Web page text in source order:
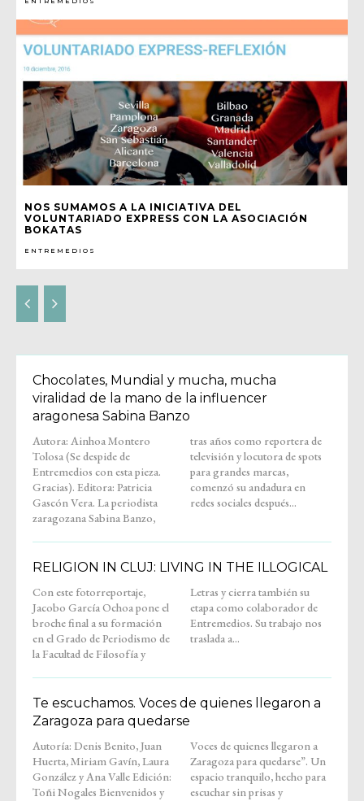
NOS SUMAMOS A LA INICIATIVA DEL
VOLUNTARIADO EXPRESS CON LA ASOCIACIÓN
BOKATAS
ENTREMEDIOS
Chocolates, Mundial y mucha, mucha
viralidad de la mano de la influencer
aragonesa Sabina Banzo
Autora: Ainhoa Montero
Tolosa (Se despide de
Entremedios con esta pieza.
Gracias). Editora: Patricia
Gascón Vera. La periodista
zaragozana Sabina Banzo,
tras años como reportera de
televisión y locutora de spots
para grandes marcas,
comenzó su andadura en
redes sociales después...
RELIGION IN CLUJ: LIVING IN THE ILLOGICAL
Con este fotorreportaje,
Jacobo García Ochoa pone el
broche final a su formación
en el Grado de Periodismo de
la Facultad de Filosofía y
Letras y cierra también su
etapa como colaborador de
Entremedios. Su trabajo nos
traslada a...
Te escuchamos. Voces de quienes llegaron a
Zaragoza para quedarse
Autoría: Denis Benito, Juan
Huerta, Miriam Gavín, Laura
González y Ana Valle Edición:
Toñi Nogales Bienvenidos y
Voces de quienes llegaron a
Zaragoza para quedarse”. Un
espacio tranquilo, hecho para
escuchar sin prisas y